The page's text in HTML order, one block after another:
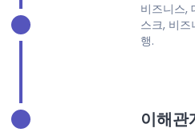
비즈니스,
스크, 비
행.
이해관